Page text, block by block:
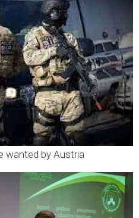
wanted by Austria